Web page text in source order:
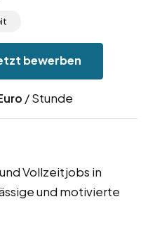
bewerben
/ Stunde
Vollzeitjobs in
und motivierte